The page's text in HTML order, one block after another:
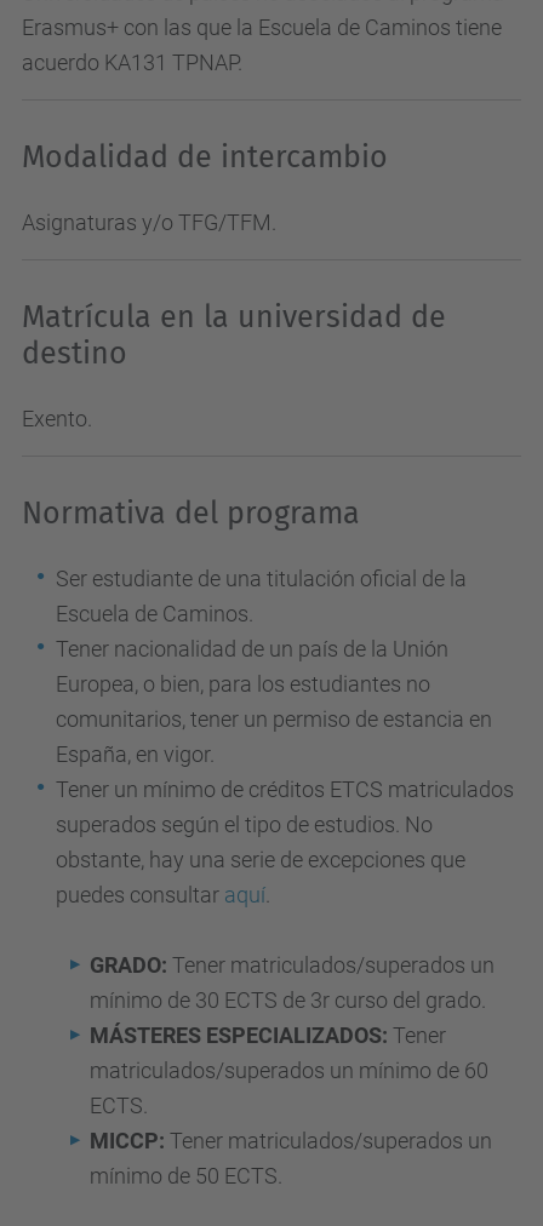
Erasmus+ con las que la Escuela de Caminos tiene
acuerdo KA131 TPNAP.
Modalidad de intercambio
Asignaturas y/o TFG/TFM.
Matrícula en la universidad de
destino
Exento.
Normativa del programa
Ser estudiante de una titulación oficial de la
Escuela de Caminos.
Tener nacionalidad de un país de la Unión
Europea, o bien, para los estudiantes no
comunitarios, tener un permiso de estancia en
España, en vigor.
Tener un mínimo de créditos ETCS matriculados
superados según el tipo de estudios. No
obstante, hay una serie de excepciones que
puedes consultar aquí
GRADO: Tener matriculados/superados un
mínimo de 30 ECTS de 3r curso del grado.
MÁSTERES ESPECIALIZADOS: Tener
matriculados/superados un mínimo de 60
ECTS.
MICCP: Tener matriculados/superados un
mínimo de 50 ECTS.